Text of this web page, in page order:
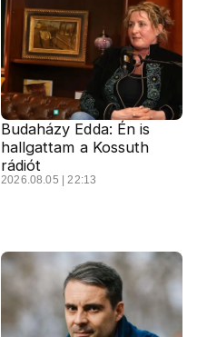
Budaházy Edda: Én is
hallgattam a Kossuth
rádiót
2026.08.05 | 22:13